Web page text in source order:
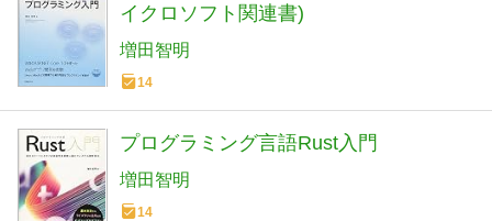
イクロソフト関連書)
増田智明
14
プログラミング言語Rust入門
増田智明
14